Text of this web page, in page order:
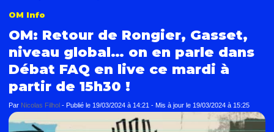
OM Info
OM: Retour de Rongier, Gasset,
niveau global… on en parle dans
Débat FAQ en live ce mardi à
partir de 15h30 !
Par Nicolas Filhol - Publié le 19/03/2024 à 14:21 - Mis à jour le 19/03/2024 à 15:25